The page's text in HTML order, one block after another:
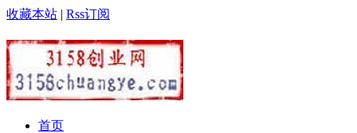
收藏本站 | Rss订阅
首页